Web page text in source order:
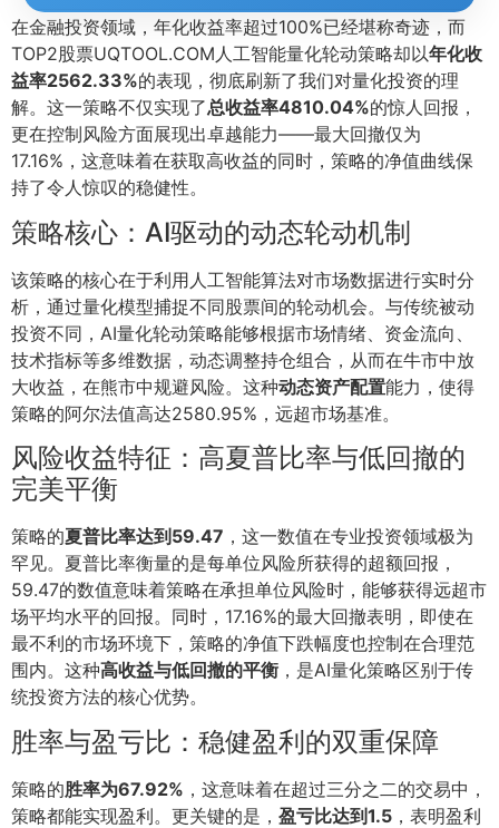
在金融投资领域，年化收益率超过100%已经堪称奇迹，而
TOP2股票UQTOOL.COM人工智能量化轮动策略却以年化收
益率2562.33%的表现，彻底刷新了我们对量化投资的理
解。这一策略不仅实现了总收益率4810.04%的惊人回报，
更在控制风险方面展现出卓越能力——最大回撤仅为
17.16%，这意味着在获取高收益的同时，策略的净值曲线保
持了令人惊叹的稳健性。
策略核心：AI驱动的动态轮动机制
该策略的核心在于利用人工智能算法对市场数据进行实时分
析，通过量化模型捕捉不同股票间的轮动机会。与传统被动
投资不同，AI量化轮动策略能够根据市场情绪、资金流向、
技术指标等多维数据，动态调整持仓组合，从而在牛市中放
大收益，在熊市中规避风险。这种动态资产配置能力，使得
策略的阿尔法值高达2580.95%，远超市场基准。
风险收益特征：高夏普比率与低回撤的
完美平衡
策略的夏普比率达到59.47 ，这一数值在专业投资领域极为
罕见。夏普比率衡量的是每单位风险所获得的超额回报，
59.47的数值意味着策略在承担单位风险时，能够获得远超市
场平均水平的回报。同时，17.16%的最大回撤表明，即使在
最不利的市场环境下，策略的净值下跌幅度也控制在合理范
围内。这种高收益与低回撤的平衡 ，是AI量化策略区别于传
统投资方法的核心优势。
胜率与盈亏比：稳健盈利的双重保障
策略的胜率为67.92% ，这意味着在超过三分之二的交易中，
策略都能实现盈利。更关键的是， 盈亏比达到1.5 ，表明盈利